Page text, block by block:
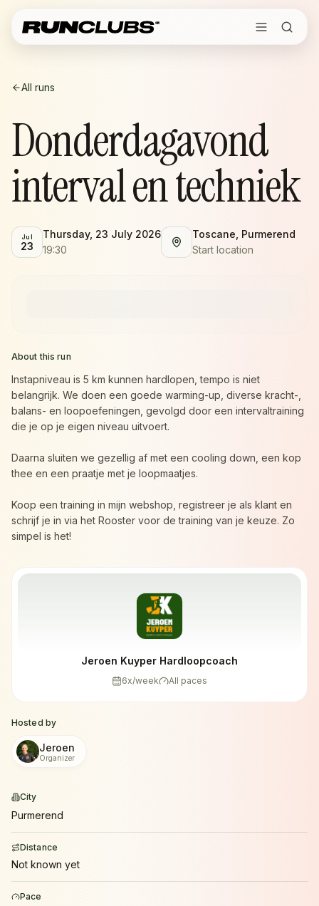
All runs
Donderdagavond
interval en techniek
Jul
23
Thursday, 23 July 2026
19:30
Toscane, Purmerend
Start location
About this run
Instapniveau is 5 km kunnen hardlopen, tempo is niet
belangrijk. We doen een goede warming-up, diverse kracht-,
balans- en loopoefeningen, gevolgd door een intervaltraining
die je op je eigen niveau uitvoert.
Daarna sluiten we gezellig af met een cooling down, een kop
thee en een praatje met je loopmaatjes.
Koop een training in mijn webshop, registreer je als klant en
schrijf je in via het Rooster voor de training van je keuze. Zo
simpel is het!
Jeroen Kuyper Hardloopcoach
6x/week All paces
Hosted by
Jeroen
Organizer
City
Purmerend
Distance
Not known yet
Pace